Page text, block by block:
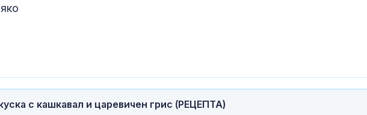
с кашкавал и царевичен грис (РЕЦЕПТА)
в
руски войник